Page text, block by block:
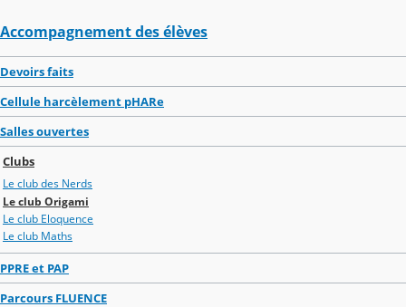
Accompagnement des élèves
Devoirs faits
Cellule harcèlement pHARe
Salles ouvertes
Clubs
Le club des Nerds
Le club Origami
Le club Eloquence
Le club Maths
PPRE et PAP
Parcours FLUENCE